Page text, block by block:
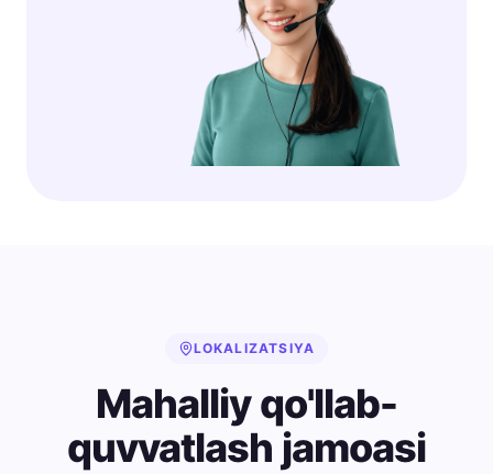
LOKALIZATSIYA
Mahalliy qo'llab-
quvvatlash jamoasi